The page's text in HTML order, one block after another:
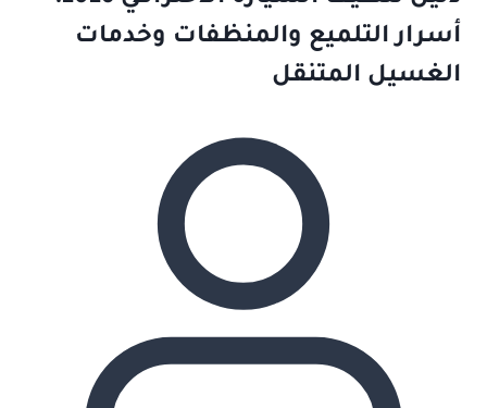
أسرار التلميع والمنظفات وخدمات
الغسيل المتنقل